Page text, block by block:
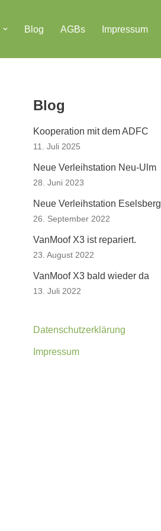
Blog AGBs Impressum
Blog
Kooperation mit dem ADFC
11. Juli 2025
Neue Verleihstation Neu-Ulm
28. Juni 2023
Neue Verleihstation Eselsberg
26. September 2022
VanMoof X3 ist repariert.
23. August 2022
VanMoof X3 bald wieder da
13. Juli 2022
Datenschutzerklärung
Impressum